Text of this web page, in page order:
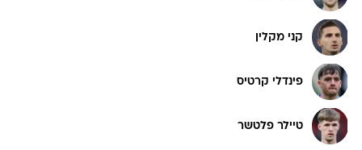
קני מקלין
פינדלי קרטיס
טיילר פלטשר